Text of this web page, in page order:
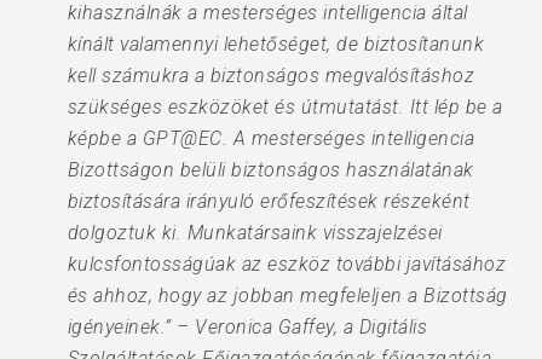
kihasználnák a mesterséges intelligencia által
kínált valamennyi lehetőséget, de biztosítanunk
kell számukra a biztonságos megvalósításhoz
szükséges eszközöket és útmutatást. Itt lép be a
képbe a GPT@EC. A mesterséges intelligencia
Bizottságon belüli biztonságos használatának
biztosítására irányuló erőfeszítések részeként
dolgoztuk ki. Munkatársaink visszajelzései
kulcsfontosságúak az eszköz további javításához
és ahhoz, hogy az jobban megfeleljen a Bizottság
igényeinek.” – Veronica Gaffey, a Digitális